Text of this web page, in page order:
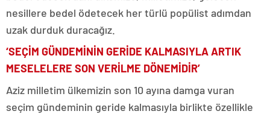
nesillere bedel ödetecek her türlü popülist adımdan
uzak durduk duracağız.
‘SEÇİM GÜNDEMİNİN GERİDE KALMASIYLA ARTIK
MESELELERE SON VERİLME DÖNEMİDİR’
Aziz milletim ülkemizin son 10 ayına damga vuran
seçim gündeminin geride kalmasıyla birlikte özellikle